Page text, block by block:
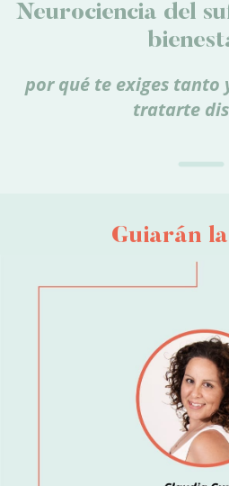
Neurociencia del
por qué te exiges tanto
tratarte
Guiarán la